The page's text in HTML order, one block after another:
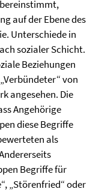
auf der Ebene des
Unterschiede in
sozialer Schicht.
Beziehungen
von
angesehen. Die
Angehörige
diese Begriffe
als
Begriffe für
„Störenfried“ oder